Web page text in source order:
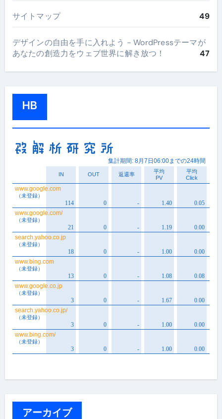
サイトマップ 49
デザインの自由を手に入れよう - WordPressテーマが
あなたの創造力をウェブ世界に解き放つ！
47
HB
アーカイブ